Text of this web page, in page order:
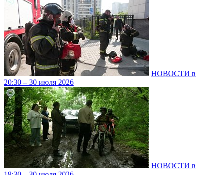
НОВОСТИ в
20:30 – 30 июля 2026
НОВОСТИ в